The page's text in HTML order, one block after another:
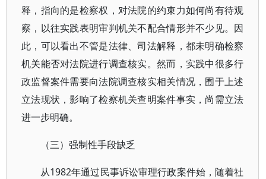
释，指向的是检察权，对法院的约束力如何尚有待观
察，以往实践表明审判机关不配合情形并不少见。因
此，可以看出不管是法律、司法解释，都未明确检察
机关能否对法院进行调查核实。然而，实践中很多行
政监督案件需要向法院调查核实相关情况，囿于上述
立法现状，影响了检察机关查明案件事实，尚需立法
进一步明确。
（三）强制性手段缺乏
从1982年通过民事诉讼审理行政案件始，随着社